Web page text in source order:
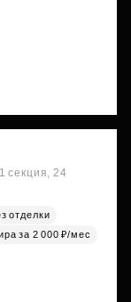
секция, 24
отделки
за 2 000 ₽/мес